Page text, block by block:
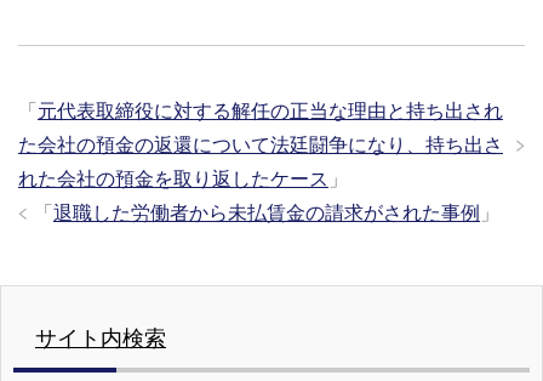
「 元代表取締役に対する解任の正当な理由と持ち出され
た会社の預金の返還について法廷闘争になり、持ち出さ
れた会社の預金を取り返したケース 」
「 退職した労働者から未払賃金の請求がされた事例 」
サイト内検索